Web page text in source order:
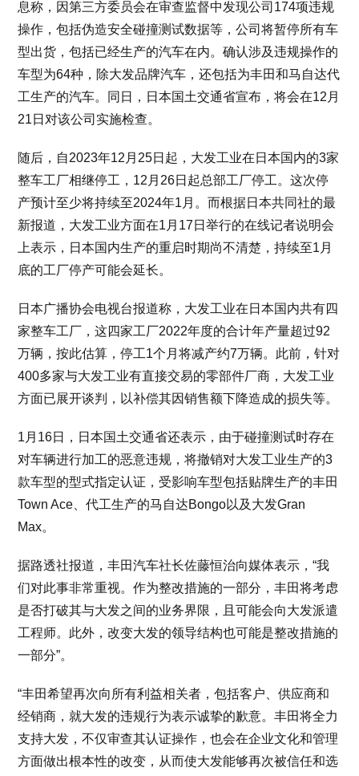
息称，因第三方委员会在审查监督中发现公司174项违规
操作，包括伪造安全碰撞测试数据等，公司将暂停所有车
型出货，包括已经生产的汽车在内。确认涉及违规操作的
车型为64种，除大发品牌汽车，还包括为丰田和马自达代
工生产的汽车。同日，日本国土交通省宣布，将会在12月
21日对该公司实施检查。
随后，自2023年12月25日起，大发工业在日本国内的3家
整车工厂相继停工，12月26日起总部工厂停工。这次停
产预计至少将持续至2024年1月。而根据日本共同社的最
新报道，大发工业方面在1月17日举行的在线记者说明会
上表示，日本国内生产的重启时期尚不清楚，持续至1月
底的工厂停产可能会延长。
日本广播协会电视台报道称，大发工业在日本国内共有四
家整车工厂，这四家工厂2022年度的合计年产量超过92
万辆，按此估算，停工1个月将减产约7万辆。此前，针对
400多家与大发工业有直接交易的零部件厂商，大发工业
方面已展开谈判，以补偿其因销售额下降造成的损失等。
1月16日，日本国土交通省还表示，由于碰撞测试时存在
对车辆进行加工的恶意违规，将撤销对大发工业生产的3
款车型的型式指定认证，受影响车型包括贴牌生产的丰田
Town Ace、代工生产的马自达Bongo以及大发Gran
Max。
据路透社报道，丰田汽车社长佐藤恒治向媒体表示，“我
们对此事非常重视。作为整改措施的一部分，丰田将考虑
是否打破其与大发之间的业务界限，且可能会向大发派遣
工程师。此外，改变大发的领导结构也可能是整改措施的
一部分”。
“丰田希望再次向所有利益相关者，包括客户、供应商和
经销商，就大发的违规行为表示诚挚的歉意。丰田将全力
支持大发，不仅审查其认证操作，也会在企业文化和管理
方面做出根本性的改变，从而使大发能够再次被信任和选